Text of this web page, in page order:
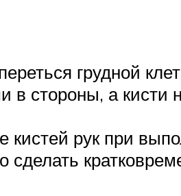
грудной
в стороны, а кисти
кистей рук при
сделать